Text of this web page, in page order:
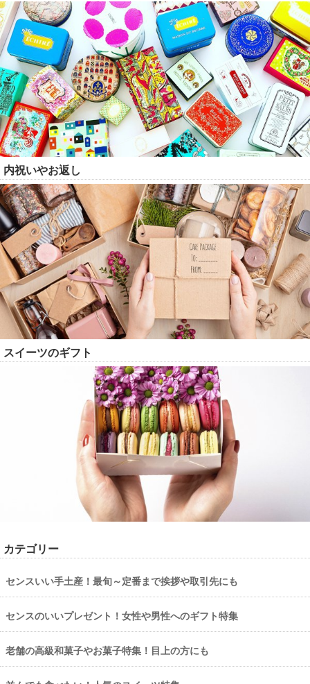
内祝いやお返し
スイーツのギフト
カテゴリー
センスいい手土産！最旬～定番まで挨拶や取引先にも
センスのいいプレゼント！女性や男性へのギフト特集
老舗の高級和菓子やお菓子特集！目上の方にも